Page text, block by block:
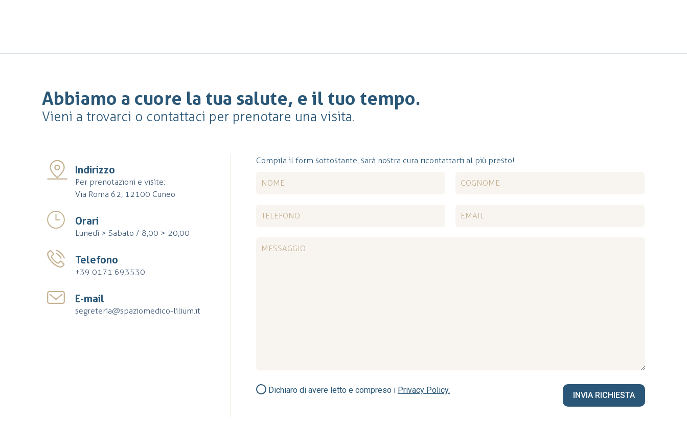
Abbiamo a cuore la tua salute, e il tuo tempo.
Vieni a trovarci o contattaci per prenotare una visita.
Indirizzo
Per prenotazioni e visite:
Via Roma 62, 12100 Cuneo
Orari
Lunedì > Sabato / 8,00 > 20,00
Telefono
+39 0171 693530
E-mail
segreteria@spaziomedico-lilium.it
Compila il form sottostante, sarà nostra cura ricontattarti al più presto!
Dichiaro di avere letto e compreso i Privacy Policy.